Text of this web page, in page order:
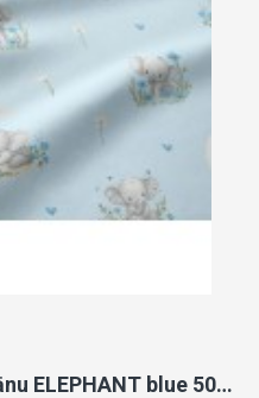
Autiņš flaneļa ar vaskadrānu ELEPHANT blue 50x60 cm (7426)